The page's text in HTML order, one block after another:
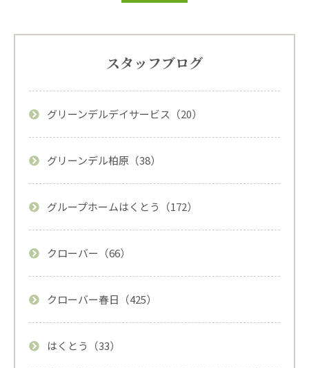
スタッフブログ
グリーンデルデイサービス（20）
グリーンデル柏原（38）
グループホームはくとう（172）
クローバー（66）
クローバー春日（425）
はくとう（33）